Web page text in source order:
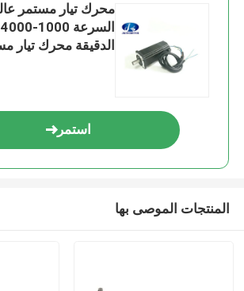
محرك تيار مستمر
الدقيقة محرك تيار
استمر
المنتجات الموصى بها